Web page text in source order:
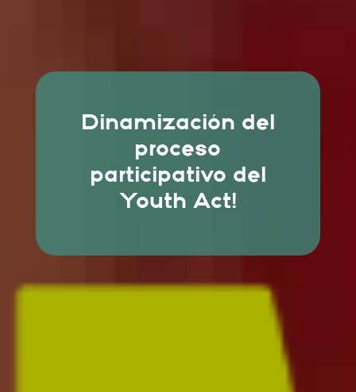
Dinamización del
proceso
participativo del
Youth Act!